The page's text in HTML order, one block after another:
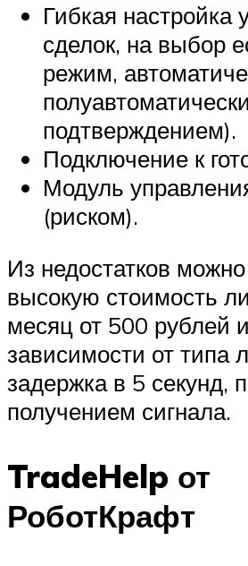
Гибкая настройка
сделок, на выбор
режим,
подтверждением).
Подключение к
Модуль
(риском).
Из недостатков
высокую стоимость
месяц от 500 рублей
зависимости от типа
задержка в 5 секунд,
получением сигнала.
TradeHelp от
РоботКрафт